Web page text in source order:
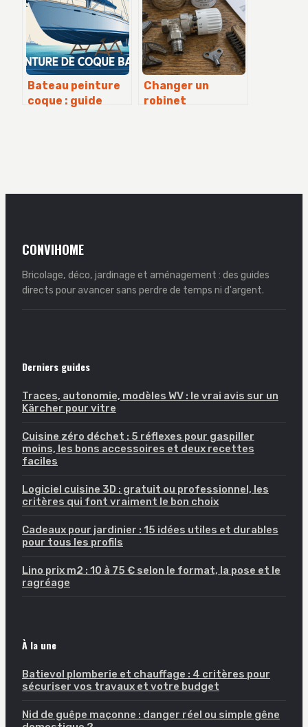
vraiment savoir
Bateau peinture
coque : guide
Changer un
robinet
CONVIHOME
Bricolage, déco, jardinage et aménagement : des guides
directs pour avancer sans perdre de temps ni d'argent.
Derniers guides
Traces, autonomie, modèles WV : le vrai avis sur un
Kärcher pour vitre
Cuisine zéro déchet : 5 réflexes pour gaspiller
moins, les bons accessoires et deux recettes
faciles
Logiciel cuisine 3D : gratuit ou professionnel, les
critères qui font vraiment le bon choix
Cadeaux pour jardinier : 15 idées utiles et durables
pour tous les profils
Lino prix m2 : 10 à 75 € selon le format, la pose et le
ragréage
À la une
Batievol plomberie et chauffage : 4 critères pour
sécuriser vos travaux et votre budget
Nid de guêpe maçonne : danger réel ou simple gêne